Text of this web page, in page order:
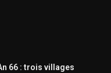
66 : trois villages